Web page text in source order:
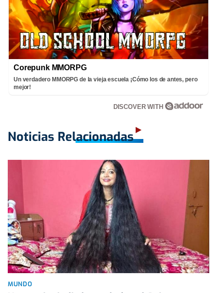
Corepunk MMORPG
Un verdadero MMORPG de la vieja escuela ¡Cómo los de antes, pero
mejor!
DISCOVER WITH
Noticias Relacionadas
MUNDO